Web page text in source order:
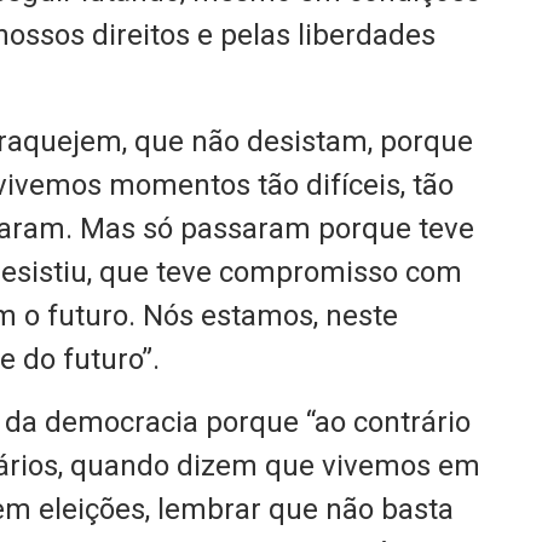
direitos e pelas liberdades
que não desistam, porque
momentos tão difíceis, tão
Mas só passaram porque teve
que teve compromisso com
o futuro. Nós estamos, neste
do futuro”.
democracia porque “ao contrário
quando dizem que vivemos em
eleições, lembrar que não basta